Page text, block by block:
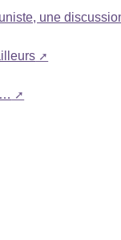
une